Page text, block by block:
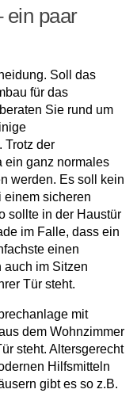
ein paar
Soll das
für das
Sie rund um
Trotz der
ein ganz normales
werden. Es soll kein
einem sicheren
sollte in der Haustür
im Falle, dass ein
einen
auch im Sitzen
Tür steht.
mit
dem Wohnzimmer
steht. Altersgerecht
Hilfsmitteln
gibt es so z.B.